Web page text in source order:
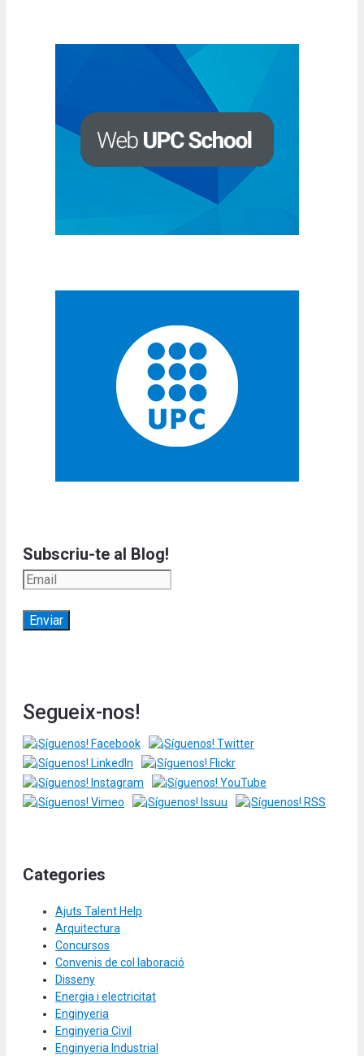
Subscriu-te al Blog!
Segueix-nos!
Categories
Ajuts Talent Help
Arquitectura
Concursos
Convenis de col·laboració
Disseny
Energia i electricitat
Enginyeria
Enginyeria Civil
Enginyeria Industrial